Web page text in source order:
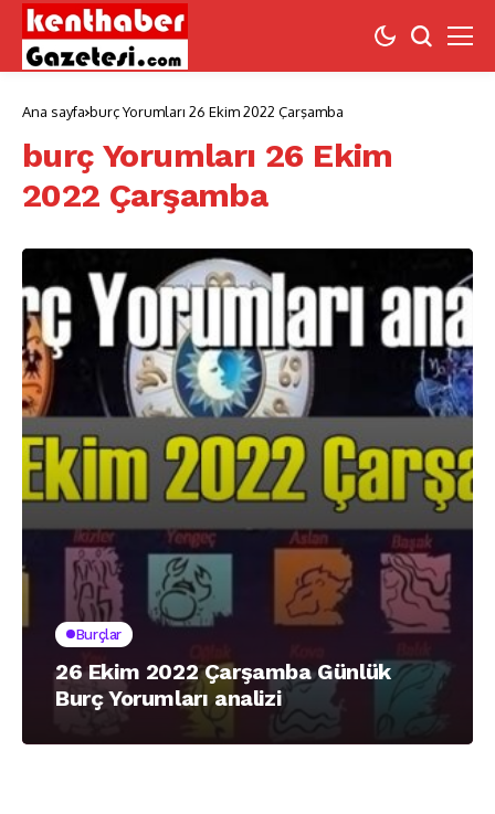
Ana sayfa burç Yorumları 26 Ekim 2022 Çarşamba
burç Yorumları 26 Ekim
2022 Çarşamba
Burçlar
26 Ekim 2022 Çarşamba Günlük
Burç Yorumları analizi